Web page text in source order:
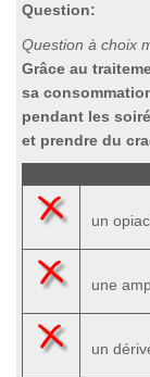
Question:
Question à choix
Grâce au
sa
pendant les
et prendre du
un
une
un